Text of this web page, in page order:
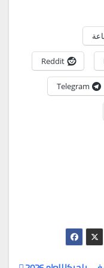
Reddit
Telegram